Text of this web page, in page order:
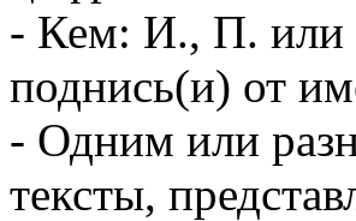
- Кем: И., П. или
поднись(и) от
- Одним или
тексты,